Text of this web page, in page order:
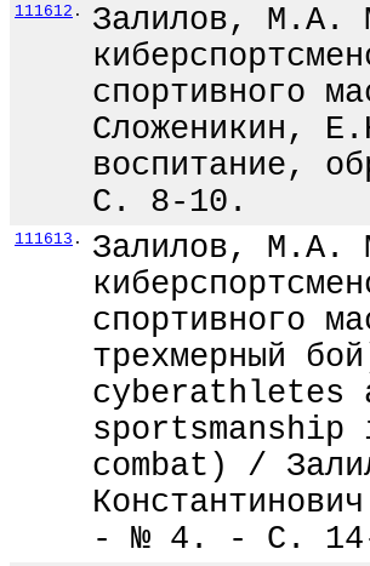
111612 .
Залилов, М.А.
спортивного
Сложеникин,
воспитание,
С. 8-10.
111613 .
Залилов, М.А.
спортивного
трехмерный
cyberathletes
combat) /
- № 4. - С.